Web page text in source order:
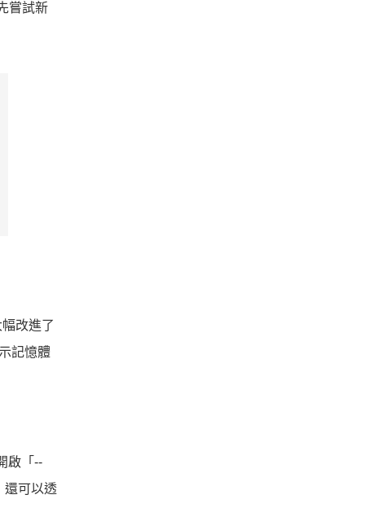
嘗試新
幅改進了
記憶體
啟「--
還可以透